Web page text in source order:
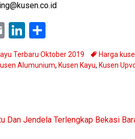
E
m
ail
Li
ke
h
ar
Terbaru Oktober 2019 TagsHarga
Alumunium, Kusen Kayu, Kusen
Dan Jendela Terlengkap Bekasi